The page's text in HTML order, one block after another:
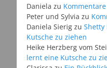
Daniela zu Kommentare
Peter und Sylvia zu
Daniela Sierig zu Shetty
Kutsche zu ziehen
Heike Herzberg vom
lernt eine Kutsche zu